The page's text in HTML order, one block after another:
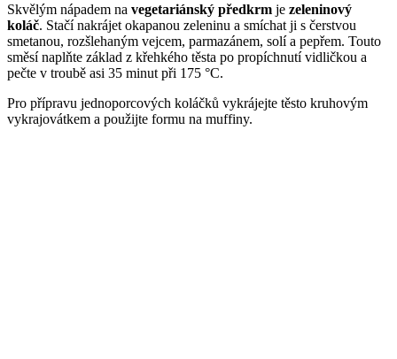
Skvělým nápadem na vegetariánský předkrm je zeleninový
koláč. Stačí nakrájet okapanou zeleninu a smíchat ji s čerstvou
smetanou, rozšlehaným vejcem, parmazánem, solí a pepřem. Touto
směsí naplňte základ z křehkého těsta po propíchnutí vidličkou a
pečte v troubě asi 35 minut při 175 °C.
Pro přípravu jednoporcových koláčků vykrájejte těsto kruhovým
vykrajovátkem a použijte formu na muffiny.